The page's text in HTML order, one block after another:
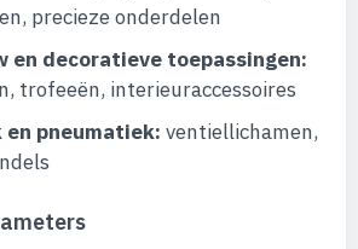
precieze onderdelen
en decoratieve toepassingen:
trofeeën, interieuraccessoires
en pneumatiek: ventiellichamen,